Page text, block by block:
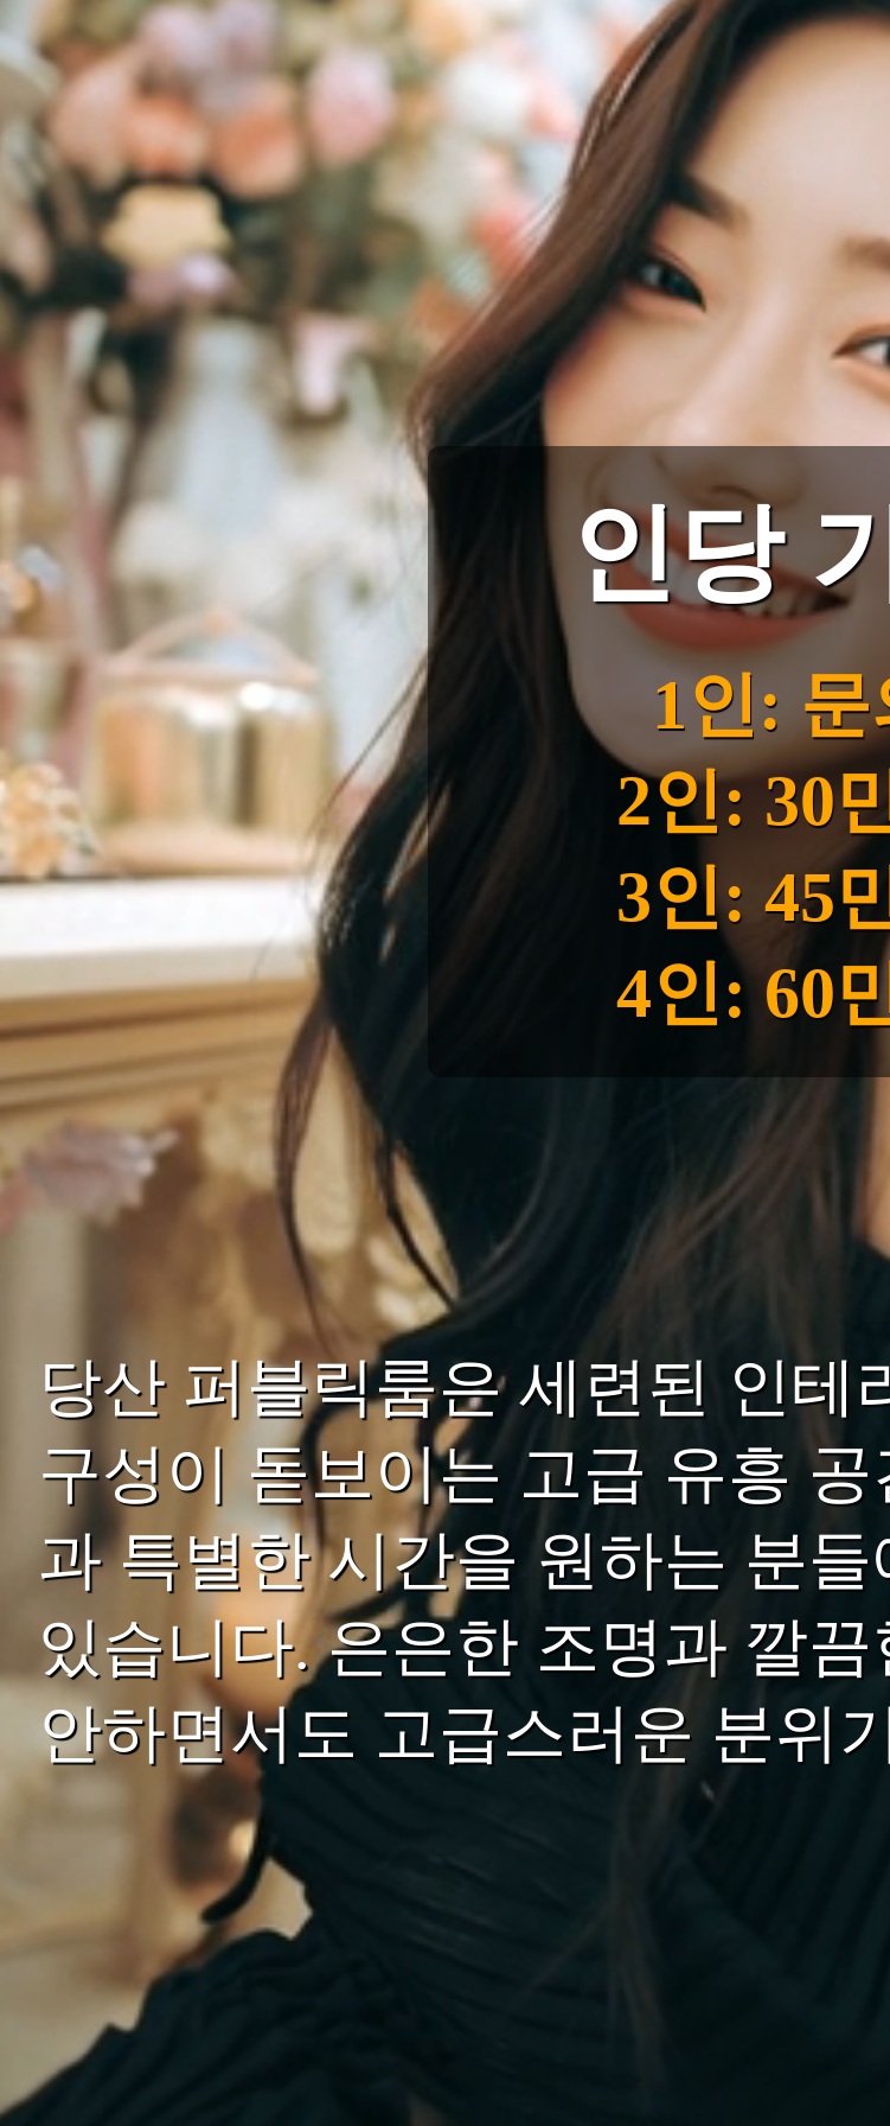
인당
1인: 문
2인: 30
3인: 45
4인: 60
당산 퍼블릭룸은 세련된 인테
구성이 돋보이는 고급 유흥
과 특별한 시간을 원하는 분
있습니다. 은은한 조명과 깔
안하면서도 고급스러운 분위